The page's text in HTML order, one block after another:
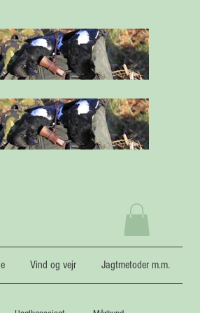
Vind og vejr Jagtmetoder m.m.